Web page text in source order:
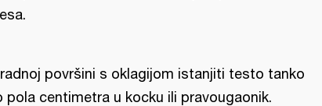
radnoj površini s oklagijom istanjiti testo tanko
pola centimetra u kocku ili pravougaonik.